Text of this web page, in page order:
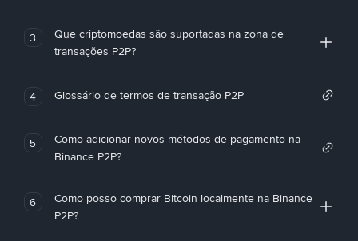
3
Que criptomoedas são suportadas na zona de
transações P2P?
4 Glossário de termos de transação P2P
5
Como adicionar novos métodos de pagamento na
Binance P2P?
6
Como posso comprar Bitcoin localmente na Binance
P2P?